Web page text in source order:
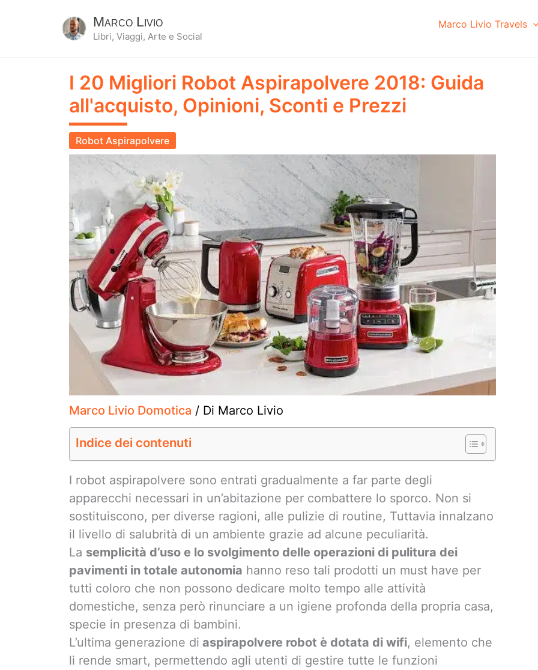
Marco Livio
Libri, Viaggi, Arte e Social
Marco Livio Travels
I 20 Migliori Robot Aspirapolvere 2018: Guida
all'acquisto, Opinioni, Sconti e Prezzi
Robot Aspirapolvere
Marco Livio Domotica / Di Marco Livio
Indice dei contenuti
I robot aspirapolvere sono entrati gradualmente a far parte degli
apparecchi necessari in un’abitazione per combattere lo sporco. Non si
sostituiscono, per diverse ragioni, alle pulizie di routine, Tuttavia innalzano
il livello di salubrità di un ambiente grazie ad alcune peculiarità.
La semplicità d’uso e lo svolgimento delle operazioni di pulitura dei
pavimenti in totale autonomia hanno reso tali prodotti un must have per
tutti coloro che non possono dedicare molto tempo alle attività
domestiche, senza però rinunciare a un igiene profonda della propria casa,
specie in presenza di bambini.
L’ultima generazione di aspirapolvere robot è dotata di wifi, elemento che
li rende smart, permettendo agli utenti di gestire tutte le funzioni